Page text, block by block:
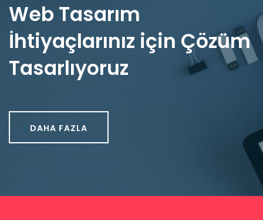
Web Tasarım
İhtiyaçlarınız için Çözüm
Tasarlıyoruz
DAHA FAZLA